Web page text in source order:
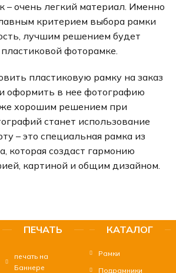
– очень легкий материал. Именно
критерием выбора рамки
лучшим решением будет
фоторамке.
пластиковую рамку на заказ
оформить в нее фотографию
хорошим решением при
станет использование
– это специальная рамка из
которая создаст гармонию
картиной и общим дизайном.
ПЕЧАТЬ
печать на
Баннере
КАТАЛОГ
Рамки
Подрамники